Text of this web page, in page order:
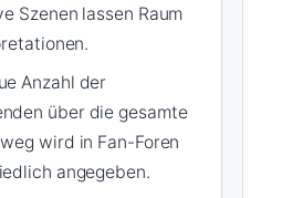
Szenen lassen Raum
Anzahl der
über die gesamte
wird in Fan-Foren
angegeben.